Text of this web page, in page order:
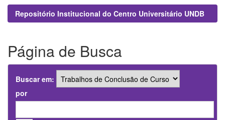
Repositório Institucional do Centro Universitário UNDB
Página de Busca
Buscar em:
por